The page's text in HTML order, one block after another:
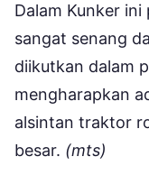
Dalam Kunker
sangat senang
diikutkan dalam
mengharapkan
alsintan traktor
besar. (mts)